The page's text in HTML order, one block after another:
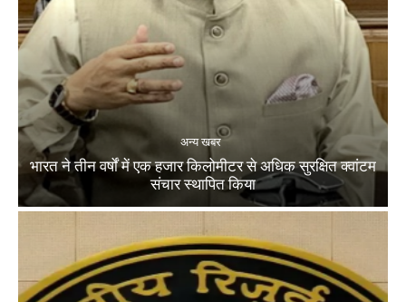
अन्य खबर
भारत ने तीन वर्षों में एक हजार किलोमीटर से अधिक सुरक्षित क्वांटम
संचार स्थापित किया